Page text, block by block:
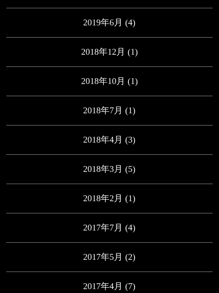
2019年6月 (4)
2018年12月 (1)
2018年10月 (1)
2018年7月 (1)
2018年4月 (3)
2018年3月 (5)
2018年2月 (1)
2017年7月 (4)
2017年5月 (2)
2017年4月 (7)